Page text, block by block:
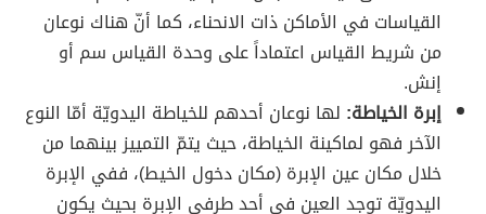
القياسات في الأماكن ذات الانحناء، كما أنّ هناك نوعان
من شريط القياس اعتماداً على وحدة القياس سم أو
إنش.
إبرة الخياطة: لها نوعان أحدهم للخياطة اليدويّة أمّا النوع
الآخر فهو لماكينة الخياطة، حيث يتمّ التمييز بينهما من
خلال مكان عين الإبرة (مكان دخول الخيط)، ففي الإبرة
اليدويّة توجد العين في أحد طرفي الإبرة بحيث يكون